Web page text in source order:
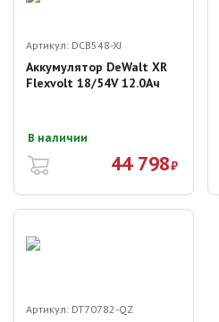
Артикул: DCB548-XJ
Аккумулятор DeWalt XR
Flexvolt 18/54V 12.0Ач
В наличии
44 798₽
Артикул: DT70782-QZ